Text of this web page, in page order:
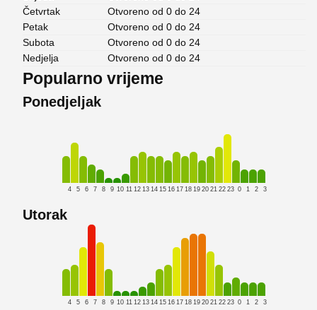
Četvrtak
Otvoreno od 0 do 24
Petak
Otvoreno od 0 do 24
Subota
Otvoreno od 0 do 24
Nedjelja
Otvoreno od 0 do 24
Popularno vrijeme
Ponedjeljak
4 5 6 7 8 9 10 11 12 13 14 15 16 17 18 19 20 21 22 23 0 1 2 3
Utorak
4 5 6 7 8 9 10 11 12 13 14 15 16 17 18 19 20 21 22 23 0 1 2 3